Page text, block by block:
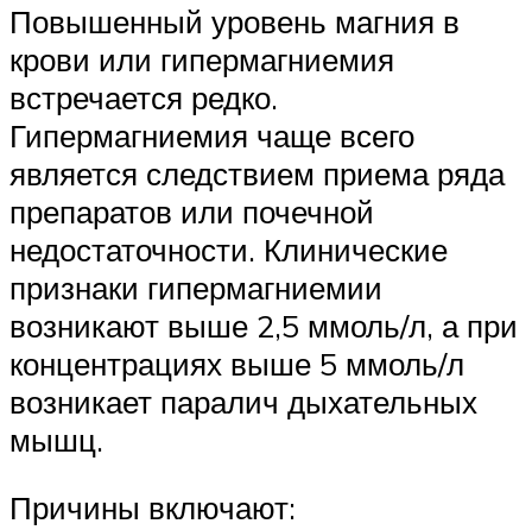
Повышенный уровень магния в
крови или гипермагниемия
встречается редко.
Гипермагниемия чаще всего
является следствием приема ряда
препаратов или почечной
недостаточности. Клинические
признаки гипермагниемии
возникают выше 2,5 ммоль/л, а при
концентрациях выше 5 ммоль/л
возникает паралич дыхательных
мышц.
Причины включают: